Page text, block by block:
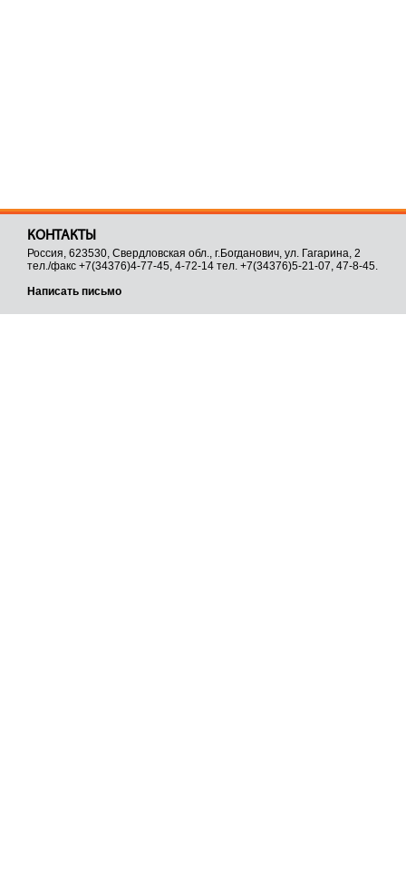
КОНТАКТЫ
Россия, 623530, Свердловская обл., г.Богданович, ул. Гагарина, 2
тел./факс +7(34376)4-77-45, 4-72-14 тел. +7(34376)5-21-07, 47-8-45.
Написать письмо